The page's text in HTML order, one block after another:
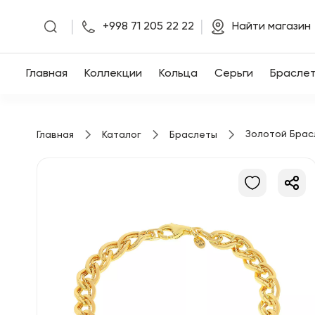
Главная
+998 71 205 22 22 Найти магазин
Главная Коллекции Кольца Серьги
Главная Каталог Браслеты Золотой